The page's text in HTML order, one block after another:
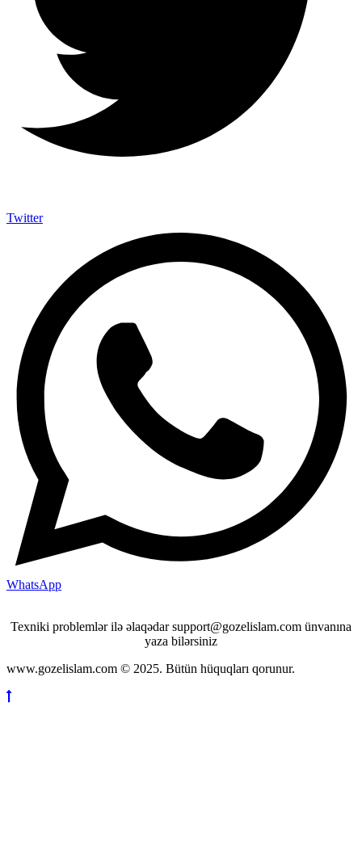
Twitter
WhatsApp
Texniki problemlər ilə əlaqədar support@gozelislam.com ünvanına
yaza bilərsiniz
www.gozelislam.com © 2025. Bütün hüquqları qorunur.